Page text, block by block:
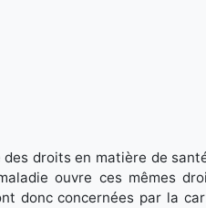
droits en matière de
ouvre ces mêmes
donc concernées par la